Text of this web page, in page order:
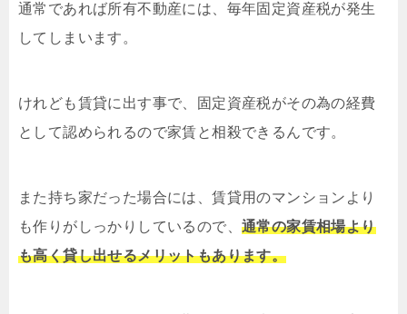
通常であれば所有不動産には、毎年固定資産税が発生
してしまいます。
けれども賃貸に出す事で、固定資産税がその為の経費
として認められるので家賃と相殺できるんです。
また持ち家だった場合には、賃貸用のマンションより
も作りがしっかりしているので、 通常の家賃相場より
も高く貸し出せるメリットもあります。